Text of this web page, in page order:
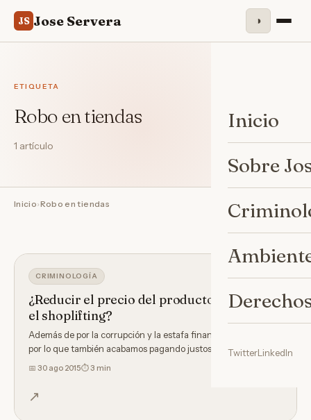
JS Jose Servera ◑
Inicio
Sobre
TwitterLinkedIn
ETIQUETA
Robo en tiendas
1 artículo
Inicio›Robo en tiendas
CRIMINOLOGÍA
¿Reducir el precio del producto para evitar
el shoplifting?
Además de por la corrupción y la estafa financiera, hay algo
por lo que también acabamos pagando justos por pecadores:…
📅 30 ago 2015⏱ 3 min
↗